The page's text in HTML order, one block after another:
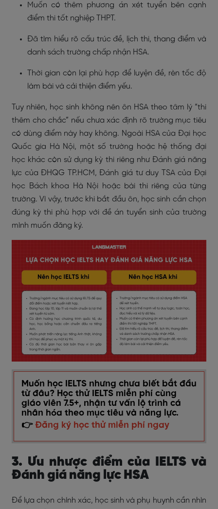
Muốn có thêm phương án xét tuyển bên cạnh
điểm thi tốt nghiệp THPT.
Đã tìm hiểu rõ cấu trúc đề, lịch thi, thang điểm và
danh sách trường chấp nhận HSA.
Thời gian còn lại phù hợp để luyện đề, rèn tốc độ
làm bài và cải thiện điểm yếu.
Tuy nhiên, học sinh không nên ôn HSA theo tâm lý “thi
thêm cho chắc” nếu chưa xác định rõ trường mục tiêu
có dùng điểm này hay không. Ngoài HSA của Đại học
Quốc gia Hà Nội, một số trường hoặc hệ thống đại
học khác còn sử dụng kỳ thi riêng như Đánh giá năng
lực của ĐHQG TP.HCM, Đánh giá tư duy TSA của Đại
học Bách khoa Hà Nội hoặc bài thi riêng của từng
trường. Vì vậy, trước khi bắt đầu ôn, học sinh cần chọn
đúng kỳ thi phù hợp với đề án tuyển sinh của trường
mình muốn đăng ký.
Muốn học IELTS nhưng chưa biết bắt đầu
từ đâu? Học thử IELTS miễn phí cùng
giáo viên 7.5+, nhận tư vấn lộ trình cá
nhân hóa theo mục tiêu và năng lực.
👉 Đăng ký học thử miễn phí ngay
3. Ưu nhược điểm của IELTS và
Đánh giá năng lực HSA
Để lựa chọn chính xác, học sinh và phụ huynh cần nhìn